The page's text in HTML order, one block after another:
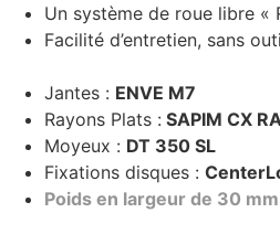
Un système de roue libre «
Facilité d’entretien, sans
Jantes : ENVE M7
Rayons Plats : SAPIM CX
Moyeux : DT 350 SL
Fixations disques :
Poids en largeur de 30